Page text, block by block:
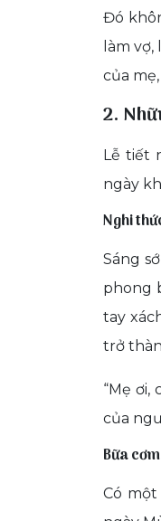
Đó
làm
của
2.
Lễ tiết
ngày
Nghi
Sáng
phong
tay
trở
“Mẹ
của
Bữa
Có